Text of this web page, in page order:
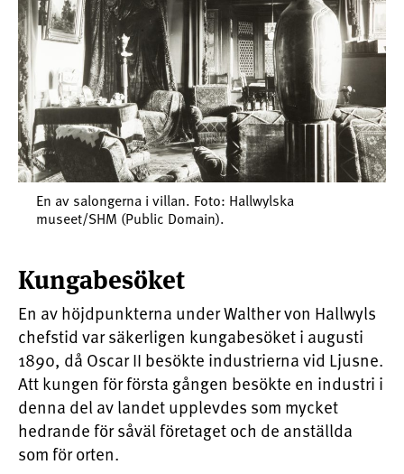
En av salongerna i villan. Foto: Hallwylska
museet/SHM (Public Domain).
Kungabesöket
En av höjdpunkterna under Walther von Hallwyls
chefstid var säkerligen kungabesöket i augusti
1890, då Oscar II besökte industrierna vid Ljusne.
Att kungen för första gången besökte en industri i
denna del av landet upplevdes som mycket
hedrande för såväl företaget och de anställda
som för orten.